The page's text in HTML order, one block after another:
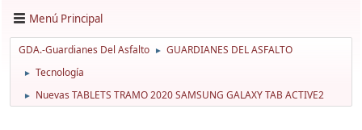
Menú Principal
GDA.-Guardianes Del Asfalto ► GUARDIANES DEL ASFALTO
► Tecnología
► Nuevas TABLETS TRAMO 2020 SAMSUNG GALAXY TAB ACTIVE2